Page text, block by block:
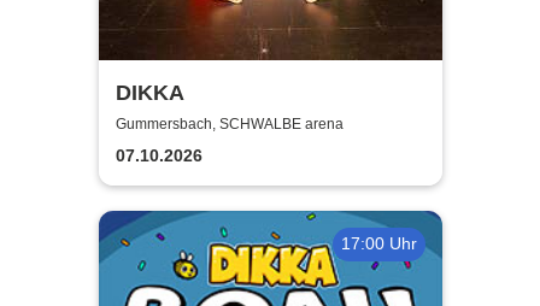
DIKKA
Gummersbach, SCHWALBE arena
07.10.2026
17:00 Uhr